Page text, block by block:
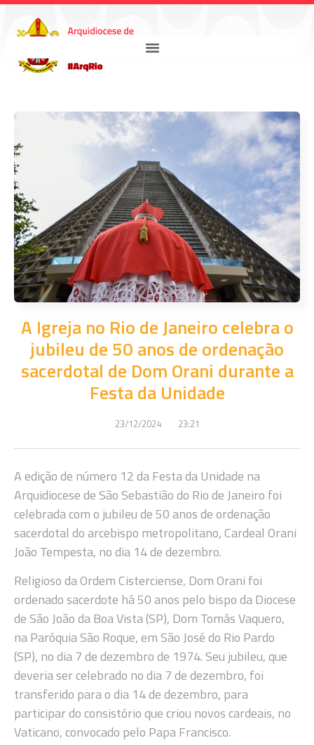
A Igreja no Rio de Janeiro celebra o
jubileu de 50 anos de ordenação
sacerdotal de Dom Orani durante a
Festa da Unidade
23/12/2024 23:21
A edição de número 12 da Festa da Unidade na
Arquidiocese de São Sebastião do Rio de Janeiro foi
celebrada com o jubileu de 50 anos de ordenação
sacerdotal do arcebispo metropolitano, Cardeal Orani
João Tempesta, no dia 14 de dezembro.
Religioso da Ordem Cisterciense, Dom Orani foi
ordenado sacerdote há 50 anos pelo bispo da Diocese
de São João da Boa Vista (SP), Dom Tomás Vaquero,
na Paróquia São Roque, em São José do Rio Pardo
(SP), no dia 7 de dezembro de 1974. Seu jubileu, que
deveria ser celebrado no dia 7 de dezembro, foi
transferido para o dia 14 de dezembro, para
participar do consistório que criou novos cardeais, no
Vaticano, convocado pelo Papa Francisco.